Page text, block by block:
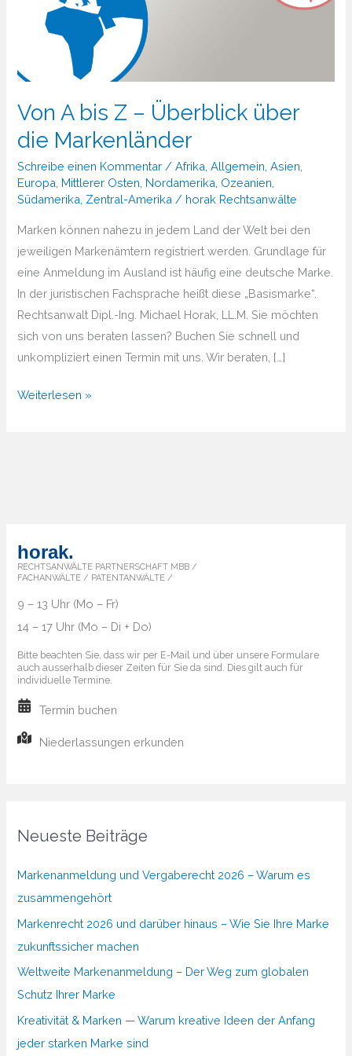
Von A bis Z – Überblick über
die Markenländer
Schreibe einen Kommentar /Afrika ,Allgemein ,Asien
Europa Mittlerer Osten Nordamerika Ozeanien
Südamerika Zentral-Amerika / horak Rechtsanwälte
Marken können nahezu in jedem Land der Welt bei den
jeweiligen Markenämtern registriert werden. Grundlage für
eine Anmeldung im Ausland ist häufig eine deutsche Marke.
In der juristischen Fachsprache heißt diese „Basismarke“.
Rechtsanwalt Dipl.-Ing. Michael Horak, LL.M. Sie möchten
sich von uns beraten lassen? Buchen Sie schnell und
unkompliziert einen Termin mit uns. Wir beraten, […]
Von
die
Markenländer
Weiterlesen »
horak.
RECHTSANWÄLTE PARTNERSCHAFT MBB /
FACHANWÄLTE / PATENTANWÄLTE /
9 – 13 Uhr (Mo – Fr)
14 – 17 Uhr (Mo – Di + Do)
Bitte beachten Sie, dass wir per E-Mail und über unsere Formulare
auch ausserhalb dieser Zeiten für Sie da sind. Dies gilt auch für
individuelle Termine.
Termin buchen
Niederlassungen erkunden
Neueste Beiträge
Markenanmeldung und Vergaberecht 2026 – Warum es
zusammengehört
Markenrecht 2026 und darüber hinaus – Wie Sie Ihre Marke
zukunftssicher machen
Weltweite Markenanmeldung – Der Weg zum globalen
Schutz Ihrer Marke
Kreativität & Marken — Warum kreative Ideen der Anfang
jeder starken Marke sind